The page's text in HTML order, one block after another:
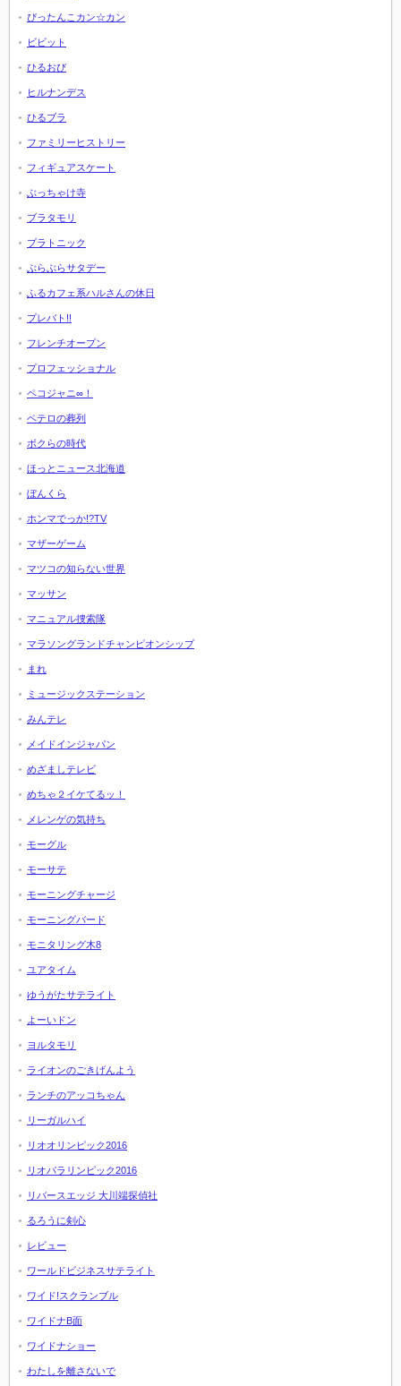
ぴったんこカン☆カン
ビビット
ひるおび
ヒルナンデス
ひるブラ
ファミリーヒストリー
フィギュアスケート
ぶっちゃけ寺
ブラタモリ
プラトニック
ぶらぶらサタデー
ふるカフェ系ハルさんの休日
プレバト!!
フレンチオープン
プロフェッショナル
ペコジャニ∞！
ペテロの葬列
ボクらの時代
ほっとニュース北海道
ぼんくら
ホンマでっか!?TV
マザーゲーム
マツコの知らない世界
マッサン
マニュアル捜索隊
マラソングランドチャンピオンシップ
まれ
ミュージックステーション
みんテレ
メイドインジャパン
めざましテレビ
めちゃ２イケてるッ！
メレンゲの気持ち
モーグル
モーサテ
モーニングチャージ
モーニングバード
モニタリング木8
ユアタイム
ゆうがたサテライト
よーいドン
ヨルタモリ
ライオンのごきげんよう
ランチのアッコちゃん
リーガルハイ
リオオリンピック2016
リオパラリンピック2016
リバースエッジ 大川端探偵社
るろうに剣心
レビュー
ワールドビジネスサテライト
ワイド!スクランブル
ワイドナB面
ワイドナショー
わたしを離さないで